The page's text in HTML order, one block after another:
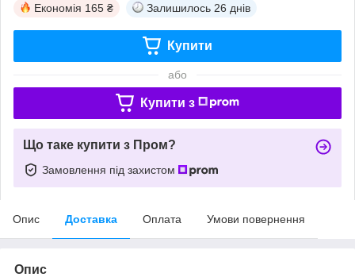
Економія 165 ₴ Залишилось 26 днів
Купити
або
Купити з
Що таке купити з Пром?
Замовлення під захистом
Опис Доставка Оплата Умови повернення
Опис